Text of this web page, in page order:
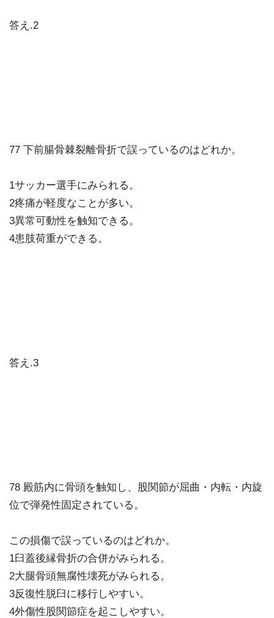
答え.2
77 下前腸骨棘裂離骨折で誤っているのはどれか。
1サッカー選手にみられる。
2疼痛が軽度なことが多い。
3異常可動性を触知できる。
4患肢荷重ができる。
答え.3
78 殿筋内に骨頭を触知し、股関節が屈曲・内転・内旋
位で弾発性固定されている。
この損傷で誤っているのはどれか。
1臼蓋後縁骨折の合併がみられる。
2大腿骨頭無腐性壊死がみられる。
3反復性脱臼に移行しやすい。
4外傷性股関節症を起こしやすい。